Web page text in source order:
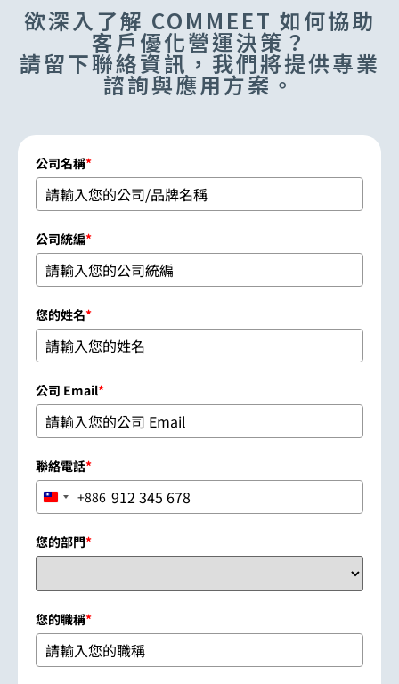
欲深入了解 COMMEET 如何協助
客戶優化營運決策？
請留下聯絡資訊，我們將提供專業
諮詢與應用方案。
公司名稱*
公司統編*
您的姓名*
公司 Email*
聯絡電話*
Taiwan +886
+886
您的部門*
您的職稱*